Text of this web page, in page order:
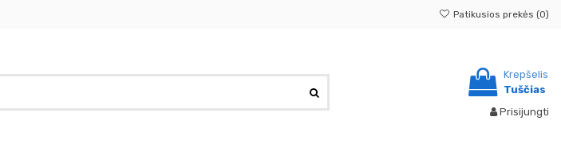
Patikusios prekės (0)
Krepšelis
Tuščias
Prisijungti